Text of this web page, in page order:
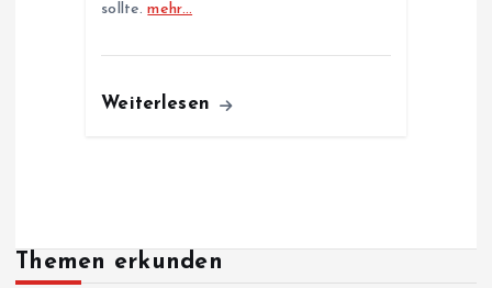
sollte.mehr…
Weiterlesen
Themen erkunden